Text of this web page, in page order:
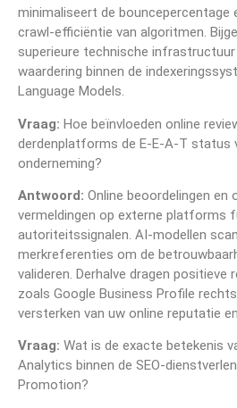
minimaliseert de bouncepercentage
crawl-efficiëntie van algoritmen.
superieure technische infrastructuur
waardering binnen de
Language Models.
Vraag: Hoe beïnvloeden online
derdenplatforms de E-E-A-T status
onderneming?
Antwoord: Online beoordelingen en
vermeldingen op externe platforms
autoriteitssignalen. AI-modellen
merkreferenties om de
valideren. Derhalve dragen
zoals Google Business Profile
versterken van uw online reputatie
Vraag: Wat is de exacte betekenis
Analytics binnen de SEO-
Promotion?